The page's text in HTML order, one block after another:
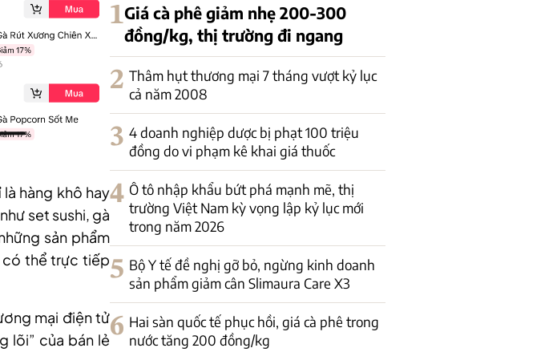
hàng khô hay
set sushi, gà
sản phẩm
có thể trực tiếp
mại điện tử
lõi” của bán lẻ
1Giá cà phê giảm nhẹ 200-300
đồng/kg, thị trường đi ngang
2 Thâm hụt thương mại 7 tháng vượt kỷ lục
cả năm 2008
3 4 doanh nghiệp dược bị phạt 100 triệu
đồng do vi phạm kê khai giá thuốc
4 Ô tô nhập khẩu bứt phá mạnh mẽ, thị
trường Việt Nam kỳ vọng lập kỷ lục mới
trong năm 2026
5 Bộ Y tế đề nghị gỡ bỏ, ngừng kinh doanh
sản phẩm giảm cân Slimaura Care X3
6 Hai sàn quốc tế phục hồi, giá cà phê trong
nước tăng 200 đồng/kg